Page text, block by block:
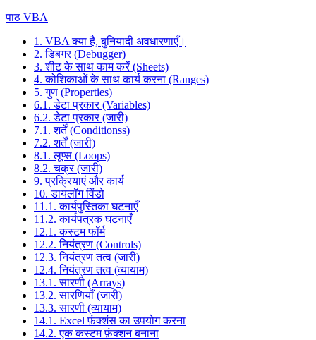
पाठ VBA
1. VBA क्या है, बुनियादी अवधारणाएँ।
2. डिबगर (Debugger)
3. शीट के साथ काम करें (Sheets)
4. कोशिकाओं के साथ कार्य करना (Ranges)
5. गुण (Properties)
6.1. डेटा प्रकार (Variables)
6.2. डेटा प्रकार (जारी)
7.1. शर्तें (Conditionss)
7.2. शर्तें (जारी)
8.1. लूप्स (Loops)
8.2. चक्र (जारी)
9. प्रक्रियाएं और कार्य
10. डायलॉग विंडो
11.1. कार्यपुस्तिका घटनाएँ
11.2. कार्यपत्रक घटनाएँ
12.1. कस्टम फॉर्म
12.2. नियंत्रण (Controls)
12.3. नियंत्रण तत्व (जारी)
12.4. नियंत्रण तत्व (व्यायाम)
13.1. सारणी (Arrays)
13.2. सारणियाँ (जारी)
13.3. सारणी (व्यायाम)
14.1. Excel फ़ंक्शंस का उपयोग करना
14.2. एक कस्टम फ़ंक्शन बनाना